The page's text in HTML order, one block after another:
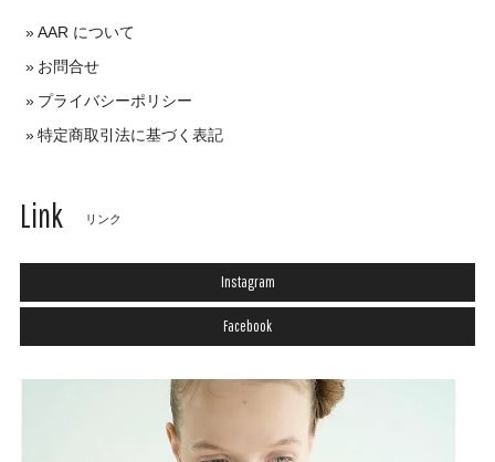
AAR について
お問合せ
プライバシーポリシー
特定商取引法に基づく表記
Link リンク
Instagram
Facebook